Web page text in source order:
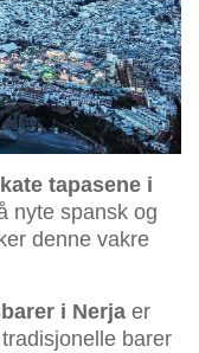
tapasene i
nyte spansk og
denne vakre
i Nerja er
barer